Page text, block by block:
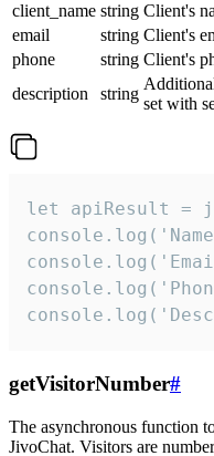
client_name string Client's
email
string Client's
phone
string Client's
description
string
set with
let apiResult =
getVisitorNumber#
The asynchronous function
JivoChat. Visitors are